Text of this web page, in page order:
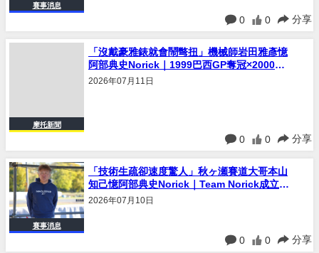
賽事消息
0 0 分享
「沒戴豪雅錶就會鬧彆扭」機械師岩田雅彥憶
阿部典史Norick｜1999巴西GP奪冠×2000日
本GP背後的阿根廷設定回憶｜連載#29
2026年07月11日
賽事消息
「技術生疏卻速度驚人」秋ヶ瀬賽道大哥本山
知己憶阿部典史Norick｜Team Norick成立發
表會×野左根×岡本裕生的起點｜連載#28
2026年07月10日
「希望Norick能騎上Doohan杜漢的